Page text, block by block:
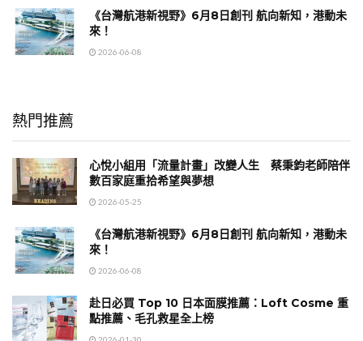
《台灣航港新視野》6月8日創刊 航向新知，港動未
來！
2026-06-08
熱門推薦
心悅小組用「流量計畫」改變人生 蔡秉鈞老師陪伴
數百家庭重拾希望與夢想
2026-05-25
《台灣航港新視野》6月8日創刊 航向新知，港動未
來！
2026-06-08
赴日必買 Top 10 日本面膜推薦：Loft Cosme 重
點推薦、毛孔救星全上榜